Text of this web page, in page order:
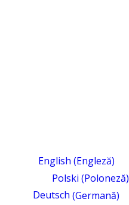
English (Engleză)
Polski (Poloneză)
Deutsch (Germană)